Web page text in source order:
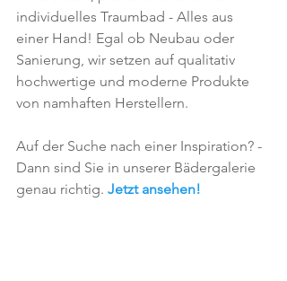
individuelles Traumbad - Alles aus
einer Hand! Egal ob Neubau oder
Sanierung, wir setzen auf qualitativ
hochwertige und moderne Produkte
von namhaften Herstellern.
Auf der Suche nach einer Inspiration? -
Dann sind Sie in unserer Bädergalerie
genau richtig. Jetzt ansehen!